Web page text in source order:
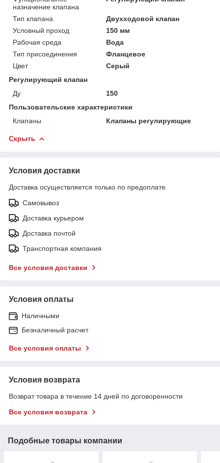
назначение клапана
Тип клапана
Двухходовой клапан
Условный проход
150 мм
Рабочая среда
Вода
Тип присоединения
Фланцевое
Цвет
Серый
Регулирующий клапан
Ду
150
Пользовательские характеристики
Клапаны
Клапаны регулирующие
Скрыть
Условия доставки
Доставка осуществляется только по предоплате.
Самовывоз
Доставка курьером
Доставка почтой
Транспортная компания
Все условия доставки
Условия оплаты
Наличными
Безналичный расчет
Все условия оплаты
Условия возврата
Возврат товара в течение 14 дней по договоренности
Все условия возврата
Подобные товары компании